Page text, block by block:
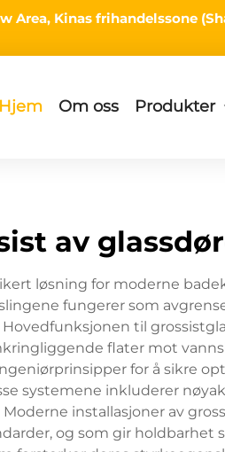
Area, Kinas frihandelssone
Hjem Om oss Produkter
av
løsning for moderne
fungerer som
til
flater mot
for å sikre
systemene inkluderer
installasjoner av
og som gir holdbarhet